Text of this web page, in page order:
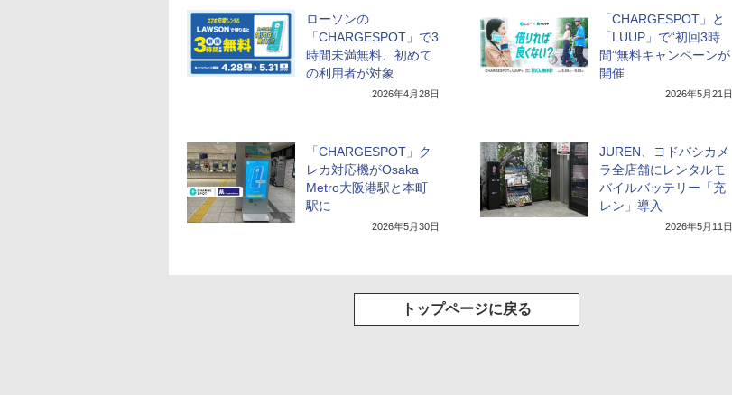
ローソンの
「CHARGESPOT」で3
時間未満無料、初めて
の利用者が対象
2026年4月28日
「CHARGESPOT」と
「LUUP」で“初回3時
間”無料キャンペーンが
開催
2026年5月21日
「CHARGESPOT」ク
レカ対応機がOsaka
Metro大阪港駅と本町
駅に
2026年5月30日
JUREN、ヨドバシカメ
ラ全店舗にレンタルモ
バイルバッテリー「充
レン」導入
2026年5月11日
トップページに戻る